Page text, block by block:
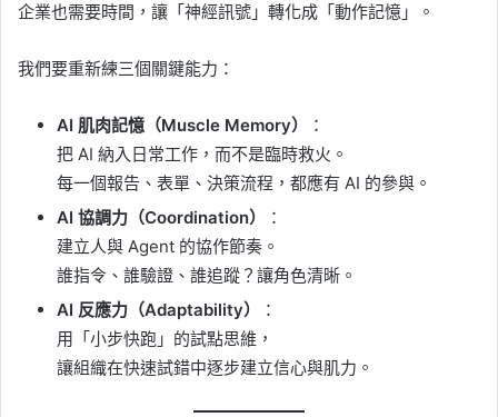
企業也需要時間，讓「神經訊號」轉化成「動作記憶」。
我們要重新練三個關鍵能力：
AI 肌肉記憶（Muscle Memory）
：
把 AI 納入日常工作，而不是臨時救火。
每一個報告、表單、決策流程，都應有 AI 的參與。
AI 協調力（Coordination）
：
建立人與 Agent 的協作節奏。
誰指令、誰驗證、誰追蹤？讓角色清晰。
AI 反應力（Adaptability）
：
用「小步快跑」的試點思維，
讓組織在快速試錯中逐步建立信心與肌力。